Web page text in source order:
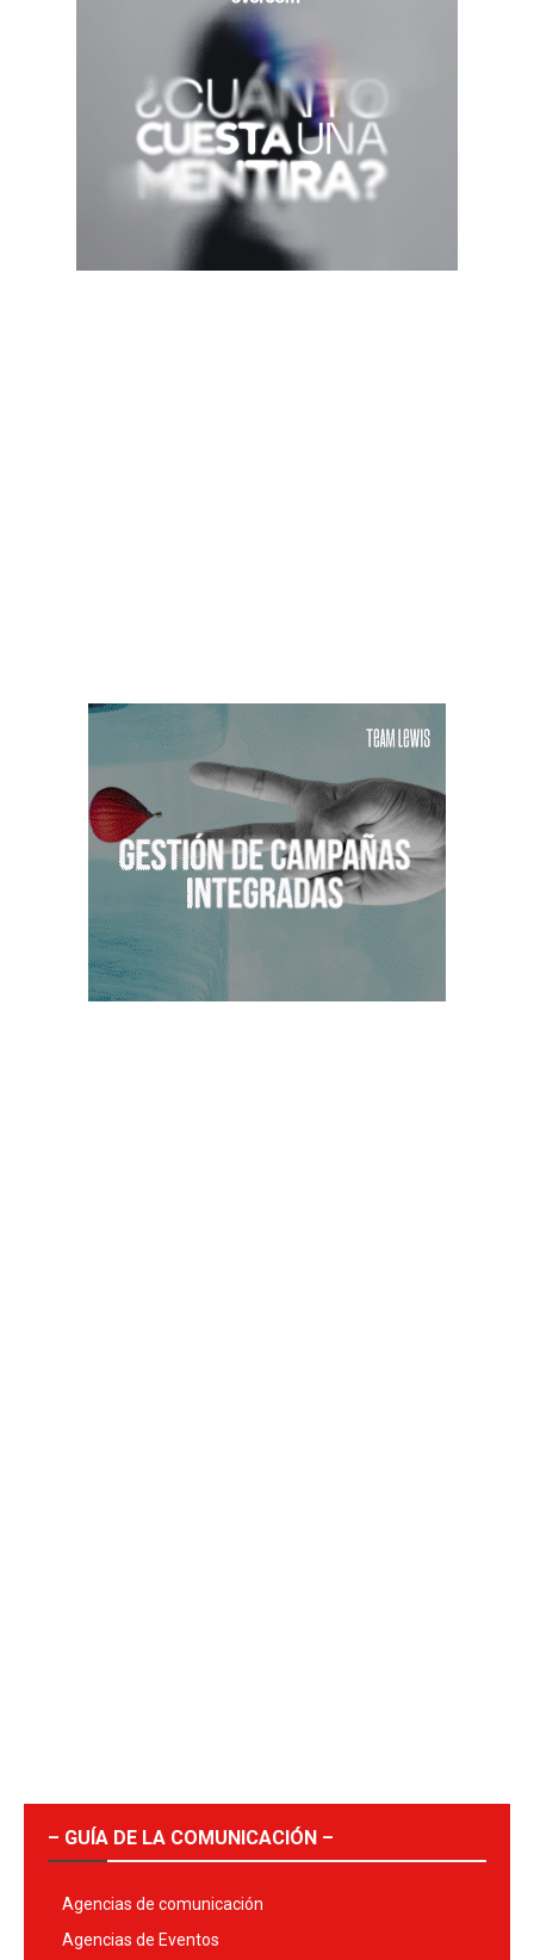
– GUÍA DE LA COMUNICACIÓN –
Agencias de comunicación
Agencias de Eventos